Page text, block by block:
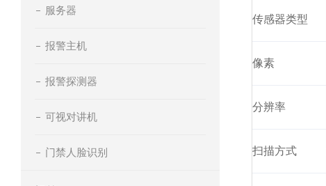
服务器
报警主机
报警探测器
可视对讲机
门禁人脸识别
传感器类型
像素
分辨率
扫描方式